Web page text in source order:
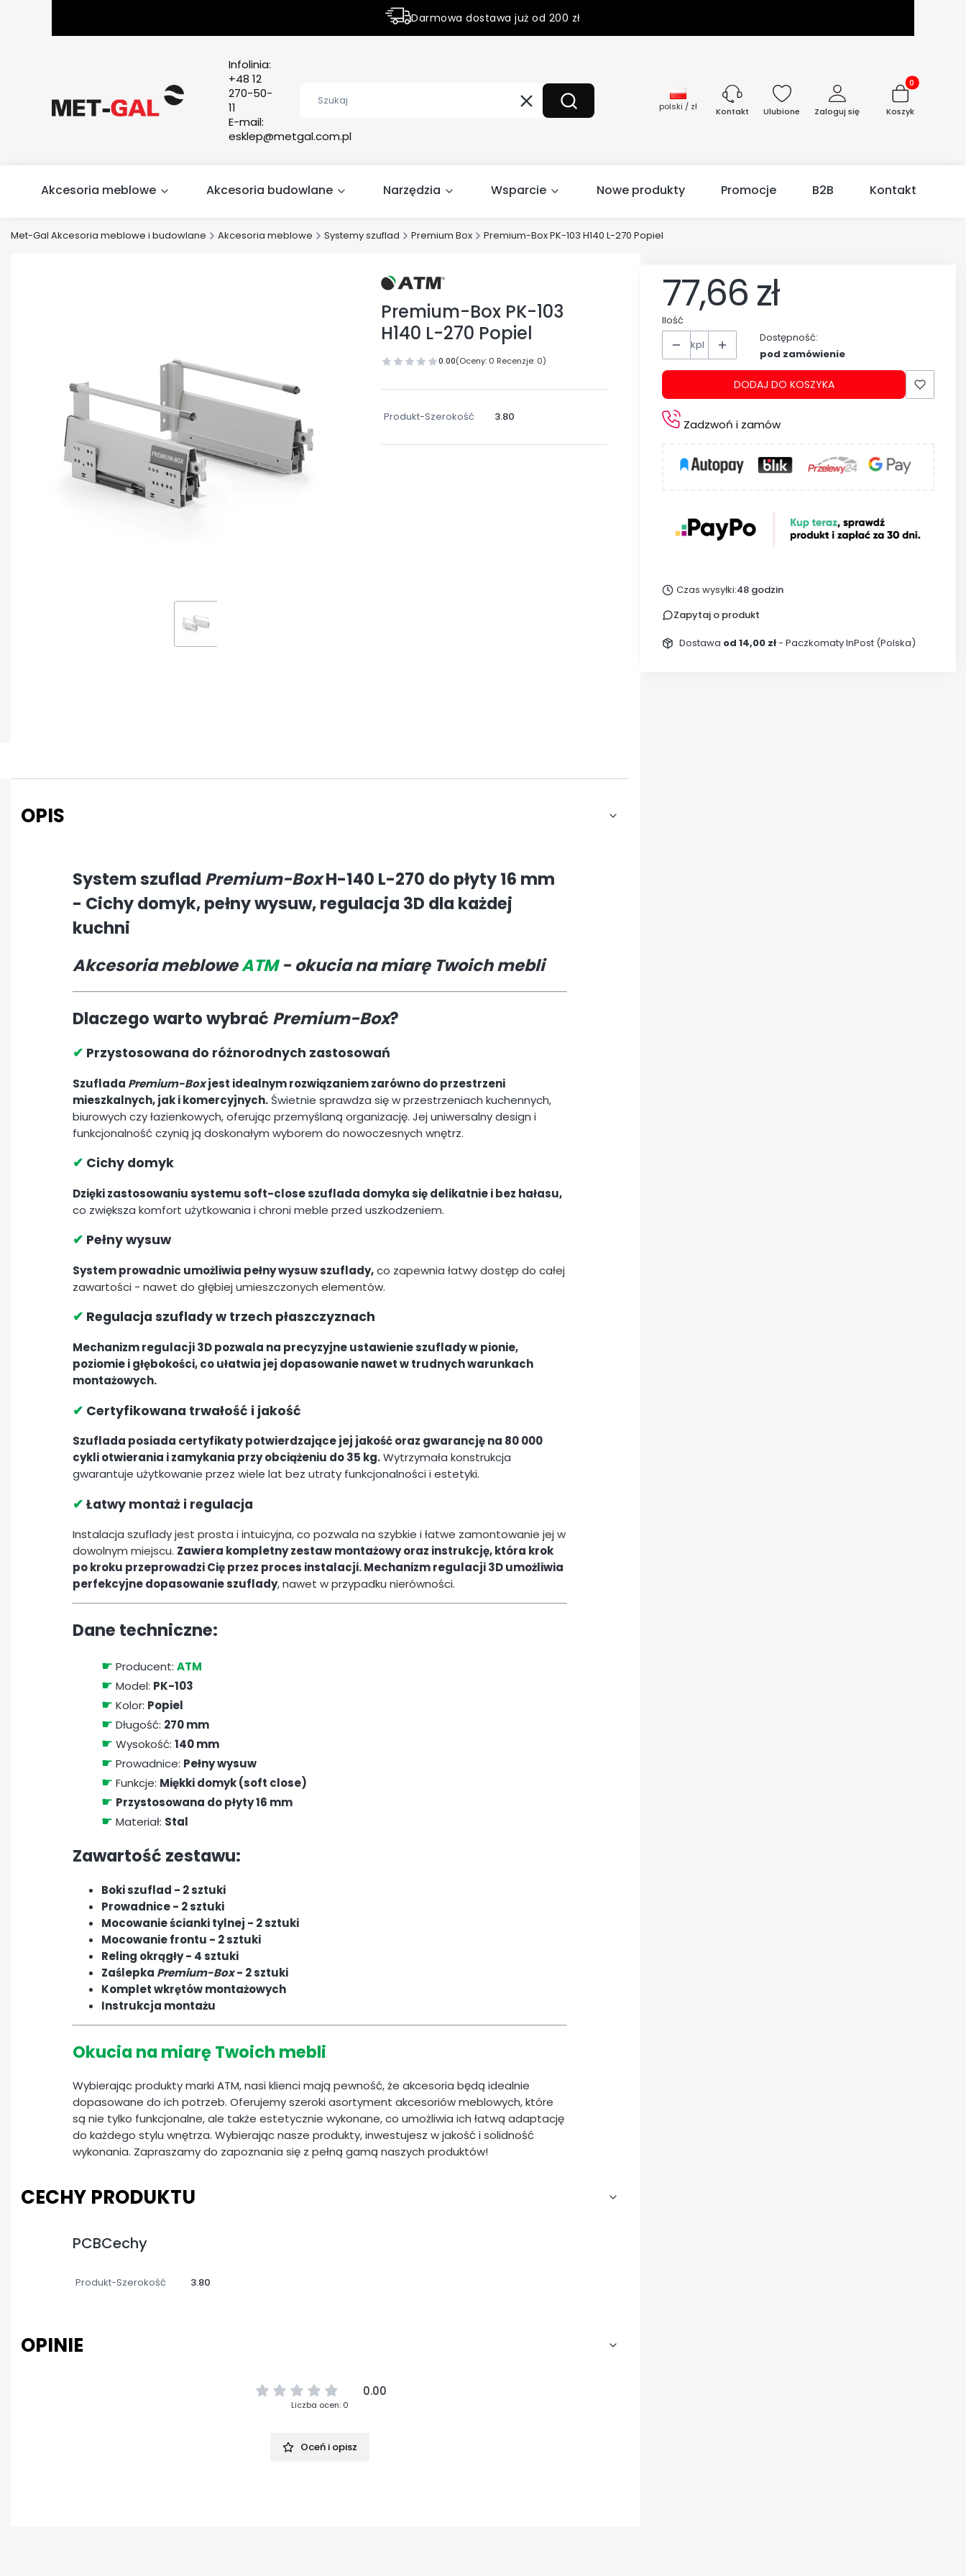
Darmowa dostawa już od 200 zł
Infolinia:
+48 12
270-50-
11
E-mail:
esklep@metgal.com.pl
WyczyśćSzukaj polski / zł Kontakt Ulubione Zaloguj się
Produkty w
Koszyk
Akcesoria meblowe Akcesoria budowlane Narzędzia Wsparcie Nowe produkty Promocje B2B Kontakt
Met-Gal Akcesoria meblowe i budowlane Akcesoria meblowe Systemy szuflad Premium Box Premium-Box PK-103 H140 L-270 Popiel
Premium-Box PK-103
H140 L-270 Popiel
0.00(Oceny: 0 Recenzje: 0)
Produkt-Szerokość 3.80
OPIS
System szuflad Premium-BoxH-140 L-270 do płyty 16 mm
- Cichy domyk, pełny wysuw, regulacja 3D dla każdej
kuchni
Akcesoria mebloweATM- okucia na miarę Twoich mebli
Dlaczego warto wybrać Premium-Box?
✔ Przystosowana do różnorodnych zastosowań
Szuflada Premium-Boxjest idealnym rozwiązaniem zarówno do przestrzeni
mieszkalnych, jak i komercyjnych. Świetnie sprawdza się w przestrzeniach kuchennych,
biurowych czy łazienkowych, oferując przemyślaną organizację. Jej uniwersalny design i
funkcjonalność czynią ją doskonałym wyborem do nowoczesnych wnętrz.
✔ Cichy domyk
Dzięki zastosowaniu systemu soft-close szuflada domyka się delikatnie i bez hałasu,
co zwiększa komfort użytkowania i chroni meble przed uszkodzeniem.
✔ Pełny wysuw
System prowadnic umożliwia pełny wysuw szuflady,co zapewnia łatwy dostęp do całej
zawartości - nawet do głębiej umieszczonych elementów.
✔ Regulacja szuflady w trzech płaszczyznach
Mechanizm regulacji 3D pozwala na precyzyjne ustawienie szuflady w pionie,
poziomie i głębokości, co ułatwia jej dopasowanie nawet w trudnych warunkach
montażowych.
✔ Certyfikowana trwałość i jakość
Szuflada posiada certyfikaty potwierdzające jej jakość oraz gwarancję na 80 000
cykli otwierania i zamykania przy obciążeniu do 35 kg.Wytrzymała konstrukcja
gwarantuje użytkowanie przez wiele lat bez utraty funkcjonalności i estetyki.
✔ Łatwy montaż i regulacja
Instalacja szuflady jest prosta i intuicyjna, co pozwala na szybkie i łatwe zamontowanie jej w
dowolnym miejscu. Zawiera kompletny zestaw montażowy oraz instrukcję, która krok
po kroku przeprowadzi Cię przez proces instalacji. Mechanizm regulacji 3D umożliwia
perfekcyjne dopasowanie szuflady, nawet w przypadku nierówności.
Dane techniczne:
☛ Producent: ATM
☛ Model: PK-103
☛ Kolor: Popiel
☛ Długość: 270 mm
☛ Wysokość: 140 mm
☛ Prowadnice: Pełny wysuw
☛ Funkcje: Miękki domyk (soft close)
☛ Przystosowana do płyty 16 mm
☛ Materiał: Stal
Zawartość zestawu:
Boki szuflad - 2 sztuki
Prowadnice - 2 sztuki
Mocowanie ścianki tylnej - 2 sztuki
Mocowanie frontu - 2 sztuki
Reling okrągły - 4 sztuki
Zaślepka Premium-Box- 2 sztuki
Komplet wkrętów montażowych
Instrukcja montażu
Okucia na miarę Twoich mebli
Wybierając produkty marki ATM, nasi klienci mają pewność, że akcesoria będą idealnie
dopasowane do ich potrzeb. Oferujemy szeroki asortyment akcesoriów meblowych, które
są nie tylko funkcjonalne, ale także estetycznie wykonane, co umożliwia ich łatwą adaptację
do każdego stylu wnętrza. Wybierając nasze produkty, inwestujesz w jakość i solidność
wykonania. Zapraszamy do zapoznania się z pełną gamą naszych produktów!
CECHY PRODUKTU
PCBCechy
Produkt-Szerokość 3.80
OPINIE
0.00
Liczba ocen: 0
Oceń i opisz
77,66 zł
Ilość
kpl
Dostępność:
pod zamówienie
DODAJ DO KOSZYKA
Zadzwoń i zamów
Czas wysyłki:48 godzin
Zapytaj o produkt
Dostawa od 14,00 zł- Paczkomaty InPost (Polska)